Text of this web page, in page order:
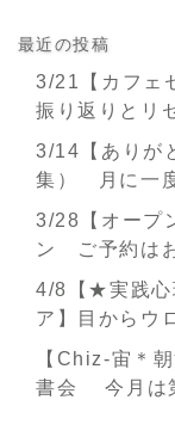
最近の投稿
3/21【カフェ
振り返りとリ
3/14【ありが
集） 月に一
3/28【オープ
ン ご予約は
4/8【★実践心
ア】目からウ
【Chiz-宙＊
書会 今月は